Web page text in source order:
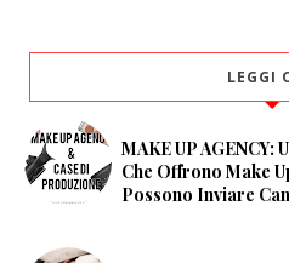
LEGGI
MAKE UP AGENCY:
Che Offrono Make
Possono Inviare